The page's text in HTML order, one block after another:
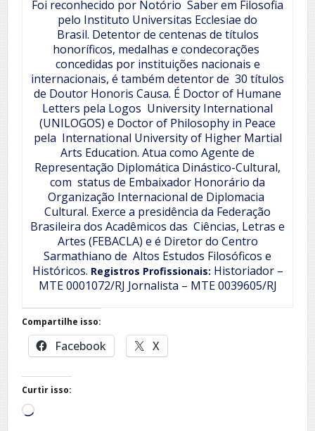
Foi reconhecido por Notório Saber em Filosofia
pelo Instituto Universitas Ecclesiae do
Brasil. Detentor de centenas de títulos
honoríficos, medalhas e condecorações
concedidas por instituições nacionais e
internacionais, é também detentor de 30 títulos
de Doutor Honoris Causa. É Doctor of Humane
Letters pela Logos University International
(UNILOGOS) e Doctor of Philosophy in Peace
pela International University of Higher Martial
Arts Education. Atua como Agente de
Representação Diplomática Dinástico-Cultural,
com status de Embaixador Honorário da
Organização Internacional de Diplomacia
Cultural. Exerce a presidência da Federação
Brasileira dos Acadêmicos das Ciências, Letras e
Artes (FEBACLA) e é Diretor do Centro
Sarmathiano de Altos Estudos Filosóficos e
Históricos. Registros Profissionais: Historiador –
MTE 0001072/RJ Jornalista – MTE 0039605/RJ
Compartilhe isso:
Facebook X
Curtir isso:
Carregando...